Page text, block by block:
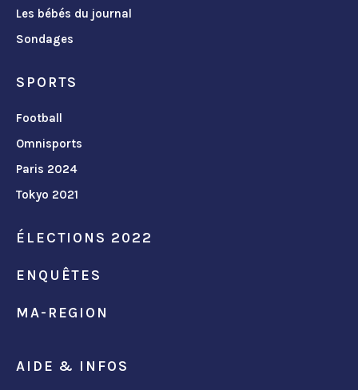
Les bébés du journal
Sondages
SPORTS
Football
Omnisports
Paris 2024
Tokyo 2021
ÉLECTIONS 2022
ENQUÊTES
MA-REGION
AIDE & INFOS